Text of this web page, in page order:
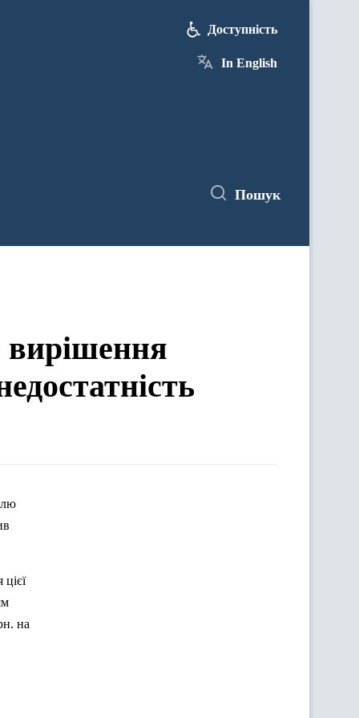
Доступність
In English
Пошук
вирішення
на